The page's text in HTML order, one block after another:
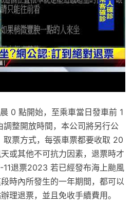
0 點開始，至乘車當日發車前 1
整開放時間，本公司將另行公
取票方式，每張車票都要收取 20
或其他不可抗力因素，退票時才
退票2023 若已經發布海上颱風
時內所發生的一年期間，都可以
理退票，並且免收手續費用。